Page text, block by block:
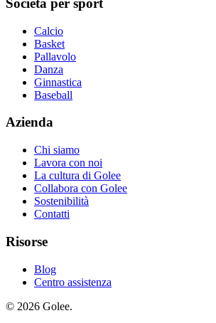
Società per sport
Calcio
Basket
Pallavolo
Danza
Ginnastica
Baseball
Azienda
Chi siamo
Lavora con noi
La cultura di Golee
Collabora con Golee
Sostenibilità
Contatti
Risorse
Blog
Centro assistenza
© 2026 Golee.